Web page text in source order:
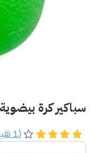
سباكير كرة بيضوية
(1 تقييم)